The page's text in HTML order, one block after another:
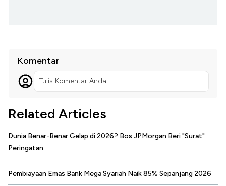
Komentar
Tulis Komentar Anda...
Related Articles
Dunia Benar-Benar Gelap di 2026? Bos JPMorgan Beri "Surat"
Peringatan
Pembiayaan Emas Bank Mega Syariah Naik 85% Sepanjang 2026